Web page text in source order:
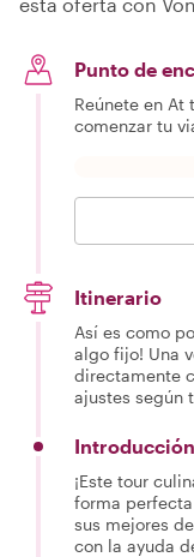
Punto de
Reúnete en At
comenzar tu
Itinerario
Así es como
algo fijo! Una
directamente
ajustes según
¡Este tour
forma
sus mejores
con la ayuda